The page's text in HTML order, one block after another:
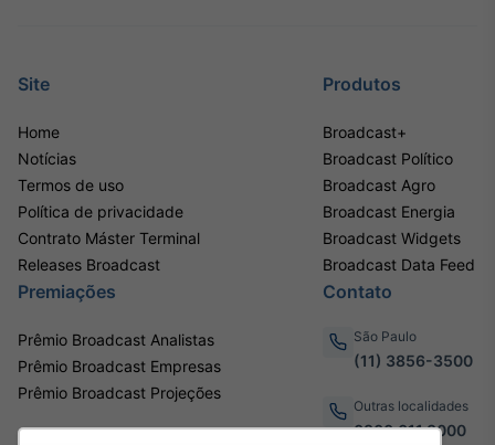
Site
Home
Notícias
Termos de uso
Política de privacidade
Contrato Máster Terminal
Releases Broadcast
Produtos
Broadcast+
Broadcast Político
Broadcast Agro
Broadcast Energia
Broadcast Widgets
Broadcast Data Feed
Premiações
Prêmio Broadcast Analistas
Prêmio Broadcast Empresas
Prêmio Broadcast Projeções
Contato
São Paulo
(11) 3856-3500
Outras localidades
0800.011.3000